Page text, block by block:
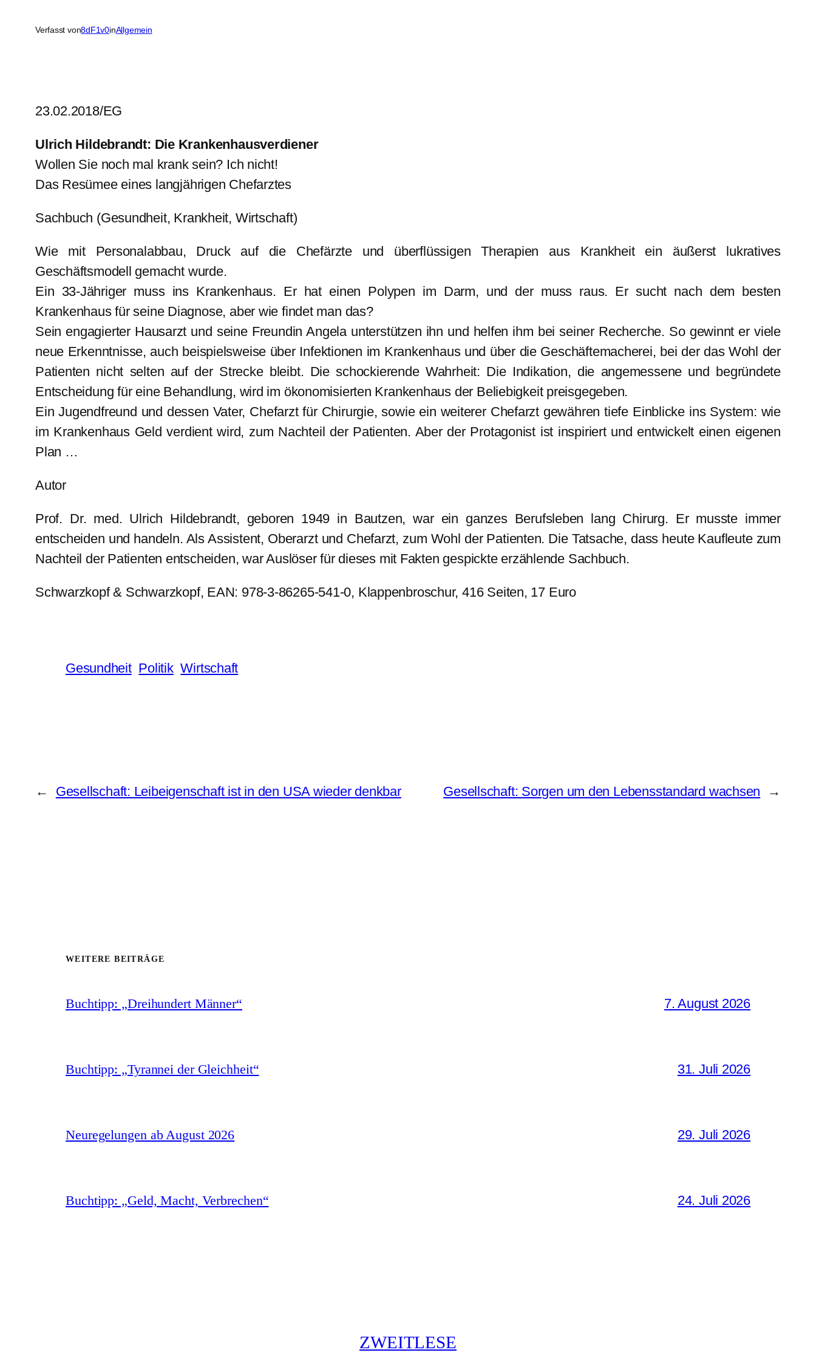
Verfasst von8dF1v0inAllgemein
23.02.2018/EG
Ulrich Hildebrandt: Die Krankenhausverdiener
Wollen Sie noch mal krank sein? Ich nicht!
Das Resümee eines langjährigen Chefarztes
Sachbuch (Gesundheit, Krankheit, Wirtschaft)
Wie mit Personalabbau, Druck auf die Chefärzte und überflüssigen Therapien aus Krankheit ein äußerst lukratives
Geschäftsmodell gemacht wurde.
Ein 33-Jähriger muss ins Krankenhaus. Er hat einen Polypen im Darm, und der muss raus. Er sucht nach dem besten
Krankenhaus für seine Diagnose, aber wie findet man das?
Sein engagierter Hausarzt und seine Freundin Angela unterstützen ihn und helfen ihm bei seiner Recherche. So gewinnt er viele
neue Erkenntnisse, auch beispielsweise über Infektionen im Krankenhaus und über die Geschäftemacherei, bei der das Wohl der
Patienten nicht selten auf der Strecke bleibt. Die schockierende Wahrheit: Die Indikation, die angemessene und begründete
Entscheidung für eine Behandlung, wird im ökonomisierten Krankenhaus der Beliebigkeit preisgegeben.
Ein Jugendfreund und dessen Vater, Chefarzt für Chirurgie, sowie ein weiterer Chefarzt gewähren tiefe Einblicke ins System: wie
im Krankenhaus Geld verdient wird, zum Nachteil der Patienten. Aber der Protagonist ist inspiriert und entwickelt einen eigenen
Plan …
Autor
Prof. Dr. med. Ulrich Hildebrandt, geboren 1949 in Bautzen, war ein ganzes Berufsleben lang Chirurg. Er musste immer
entscheiden und handeln. Als Assistent, Oberarzt und Chefarzt, zum Wohl der Patienten. Die Tatsache, dass heute Kaufleute zum
Nachteil der Patienten entscheiden, war Auslöser für dieses mit Fakten gespickte erzählende Sachbuch.
Schwarzkopf & Schwarzkopf, EAN: 978-3-86265-541-0, Klappenbroschur, 416 Seiten, 17 Euro
Gesundheit Politik Wirtschaft
← Gesellschaft: Leibeigenschaft ist in den USA wieder denkbar Gesellschaft: Sorgen um den Lebensstandard wachsen →
WEITERE BEITRÄGE
Buchtipp: „Dreihundert Männer“ 7. August 2026
Buchtipp: „Tyrannei der Gleichheit“ 31. Juli 2026
Neuregelungen ab August 2026 29. Juli 2026
Buchtipp: „Geld, Macht, Verbrechen“ 24. Juli 2026
ZWEITLESE